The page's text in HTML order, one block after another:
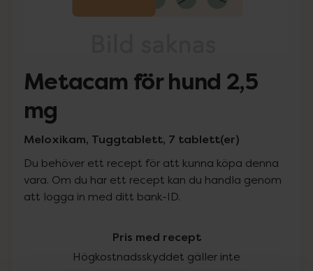
Metacam för hund 2,5
mg
Meloxikam, Tuggtablett, 7 tablett(er)
Du behöver ett recept för att kunna köpa denna
vara. Om du har ett recept kan du handla genom
att logga in med ditt bank-ID.
Pris med recept
Högkostnadsskyddet gäller inte